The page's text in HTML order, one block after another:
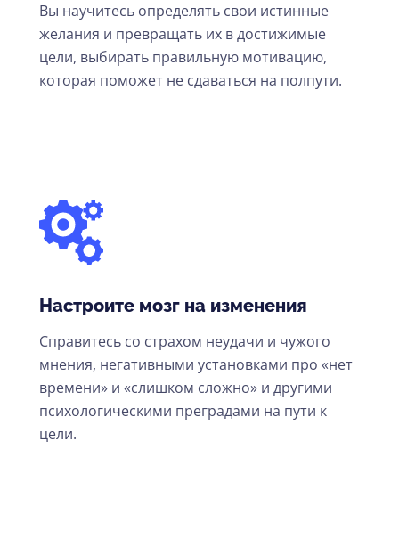
Вы научитесь определять свои истинные
желания и превращать их в достижимые
цели, выбирать правильную мотивацию,
которая поможет не сдаваться на полпути.
Настроите мозг на изменения
Справитесь со страхом неудачи и чужого
мнения, негативными установками про «нет
времени» и «слишком сложно» и другими
психологическими преградами на пути к
цели.